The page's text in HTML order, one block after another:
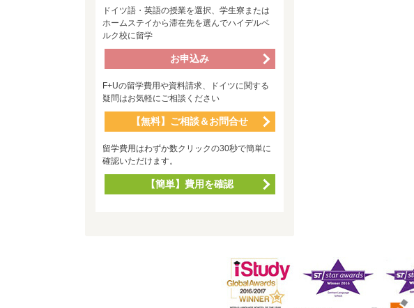
ドイツ語・英語の授業を選択、学生寮または
ホームステイから滞在先を選んでハイデルベ
ルク校に留学
お申込み
F+Uの留学費用や資料請求、ドイツに関する
疑問はお気軽にご相談ください
【無料】ご相談＆お問合せ
留学費用はわずか数クリックの30秒で簡単に
確認いただけます。
【簡単】費用を確認